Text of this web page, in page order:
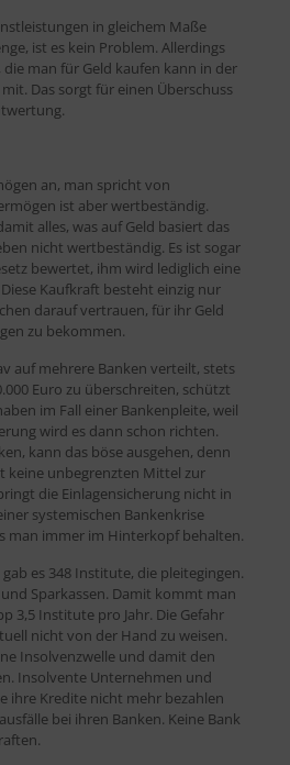
in gleichem Maße
ist es kein Problem. Allerdings
die man für Geld kaufen kann in der
Das sorgt für einen Überschuss
an, man spricht von
ist aber wertbeständig.
alles, was auf Geld basiert das
nicht wertbeständig. Es ist sogar
bewertet, ihm wird lediglich eine
Kaufkraft besteht einzig nur
darauf vertrauen, für ihr Geld
zu bekommen.
auf mehrere Banken verteilt, stets
Euro zu überschreiten, schützt
im Fall einer Bankenpleite, weil
wird es dann schon richten.
kann das böse ausgehen, denn
keine unbegrenzten Mittel zur
die Einlagensicherung nicht in
systemischen Bankenkrise
man immer im Hinterkopf behalten.
es 348 Institute, die pleitegingen.
Sparkassen. Damit kommt man
3,5 Institute pro Jahr. Die Gefahr
nicht von der Hand zu weisen.
Insolvenzwelle und damit den
Insolvente Unternehmen und
ihre Kredite nicht mehr bezahlen
bei ihren Banken. Keine Bank